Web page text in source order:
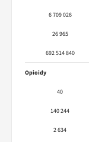
6 709 026
26 965
692 514 840
Opioidy
40
140 244
2 634